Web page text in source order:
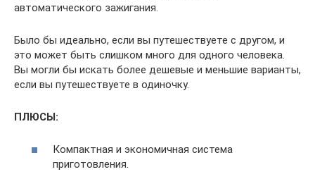
автоматического зажигания.
Было бы идеально, если вы путешествуете с другом, и
это может быть слишком много для одного человека.
Вы могли бы искать более дешевые и меньшие варианты,
если вы путешествуете в одиночку.
ПЛЮСЫ:
Компактная и экономичная система
приготовления.